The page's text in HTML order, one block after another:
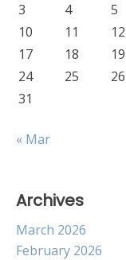
3
4 5
10
11 12
17
18 19
24
25 26
31
« Mar
Archives
March 2026
February 2026